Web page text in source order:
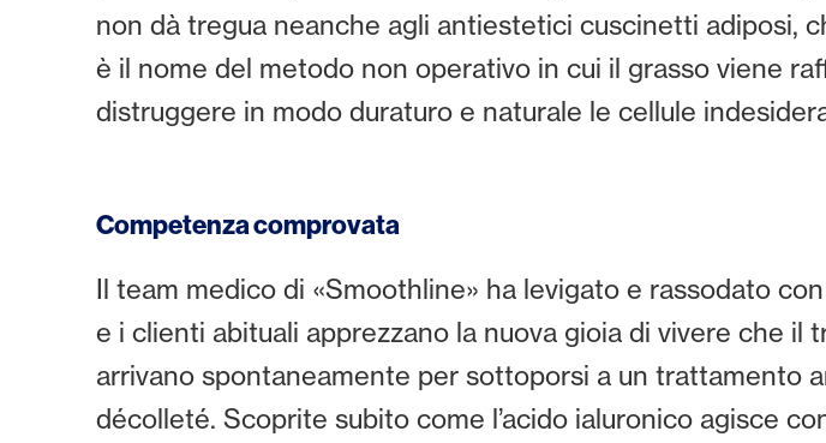
non dà tregua neanche agli antiestetici cuscinetti adiposi,
è il nome del metodo non operativo in cui il grasso viene
distruggere in modo duraturo e naturale le cellule
Competenza comprovata
Il team medico di «Smoothline» ha levigato e rassodato
e i clienti abituali apprezzano la nuova gioia di vivere che
arrivano spontaneamente per sottoporsi a un trattamento
décolleté. Scoprite subito come l’acido ialuronico agisce